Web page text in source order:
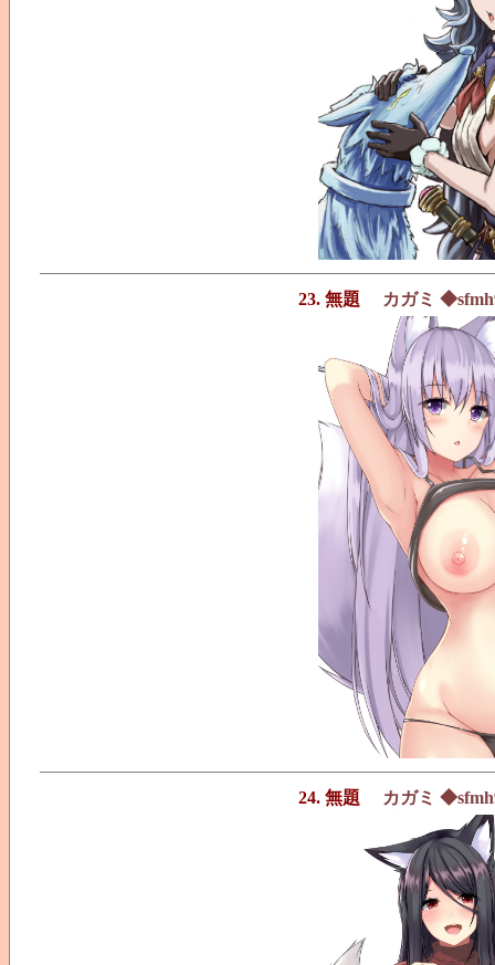
23. 無題 カガミ
24. 無題 カガミ